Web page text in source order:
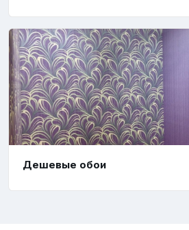
Дешевые обои